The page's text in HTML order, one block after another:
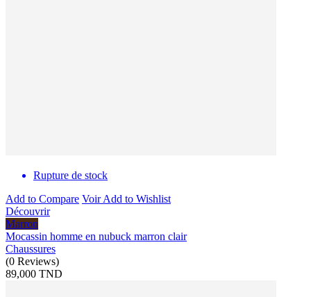
Rupture de stock
Add to Compare VoirAdd to Wishlist
Découvrir
Marron
Mocassin homme en nubuck marron clair
Chaussures
(0 Reviews)
89,000 TND